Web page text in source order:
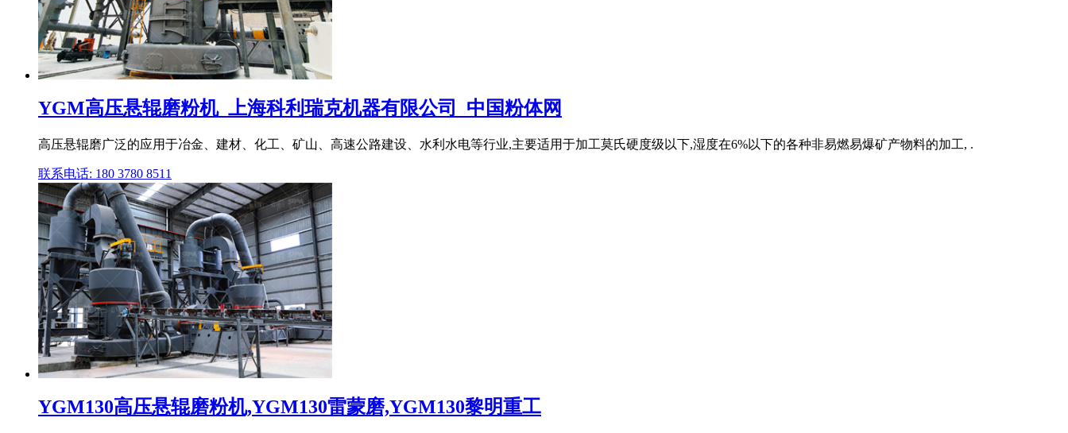
YGM高压悬辊磨粉机_上海科利瑞克机器有限公司_中国粉体网
高压悬辊磨广泛的应用于冶金、建材、化工、矿山、高速公路建设、水利水电等行业,主要适用于加工莫氏硬度级以下,湿度在6%以下的各种非易燃易爆矿产物料的加工, .
联系电话: 180 3780 8511
YGM130高压悬辊磨粉机,YGM130雷蒙磨,YGM130黎明重工